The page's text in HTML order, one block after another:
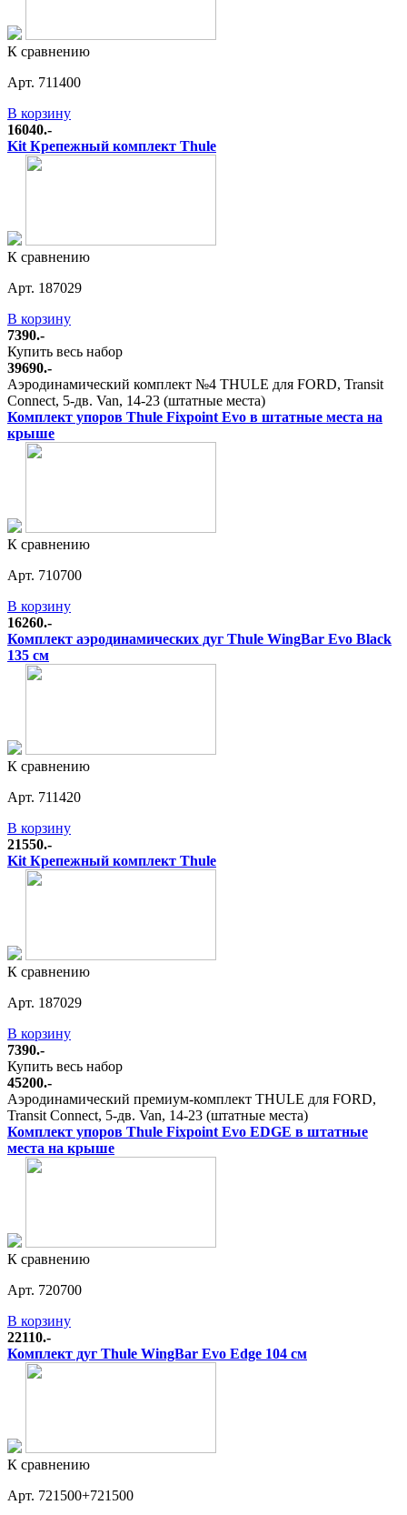
К сравнению
Арт. 711400
В корзину
16040.-
Kit Крепежный комплект Thule
К сравнению
Арт. 187029
В корзину
7390.-
Купить весь набор
39690.-
Аэродинамический комплект №4 THULE для FORD, Transit
Connect, 5-дв. Van, 14-23 (штатные места)
Комплект упоров Thule Fixpoint Evo в штатные места на
крыше
К сравнению
Арт. 710700
В корзину
16260.-
Комплект аэродинамических дуг Thule WingBar Evo Black
135 см
К сравнению
Арт. 711420
В корзину
21550.-
Kit Крепежный комплект Thule
К сравнению
Арт. 187029
В корзину
7390.-
Купить весь набор
45200.-
Аэродинамический премиум-комплект THULE для FORD,
Transit Connect, 5-дв. Van, 14-23 (штатные места)
Комплект упоров Thule Fixpoint Evo EDGE в штатные
места на крыше
К сравнению
Арт. 720700
В корзину
22110.-
Комплект дуг Thule WingBar Evo Edge 104 см
К сравнению
Арт. 721500+721500